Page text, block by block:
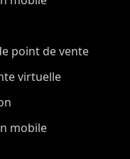
point de vente
virtuelle
mobile